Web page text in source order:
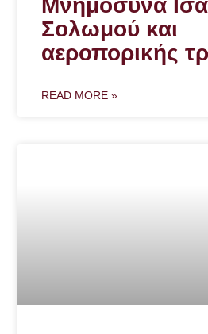
Μνημόσυνα
Σολωμού και
αεροπορικής
READ MORE »